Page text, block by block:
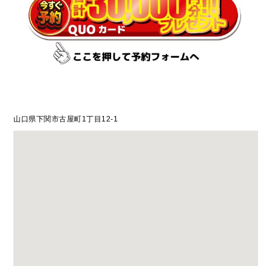
山口県下関市古屋町1丁目12-1